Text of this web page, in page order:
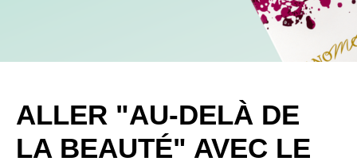
ALLER "AU-DELÀ DE
LA BEAUTÉ" AVEC LE